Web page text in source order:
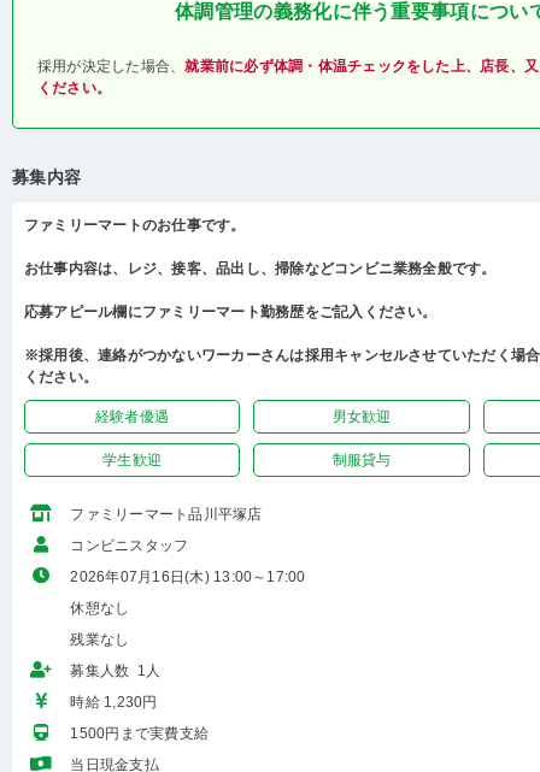
体調管理の義務化に伴う重要事項につい
採用が決定した場合、就業前に必ず体調・体温チェックをした上、店長、
ください。
募集内容
ファミリーマートのお仕事です。
お仕事内容は、レジ、接客、品出し、掃除などコンビニ業務全般です。
応募アピール欄にファミリーマート勤務歴をご記入ください。
※採用後、連絡がつかないワーカーさんは採用キャンセルさせていただく場
ください。
経験者優遇 男女歓迎
学生歓迎 制服貸与
ファミリーマート品川平塚店
コンビニスタッフ
2026年07月16日(木) 13:00～17:00
休憩なし
残業なし
募集人数 1人
時給 1,230円
1500円まで実費支給
当日現金支払